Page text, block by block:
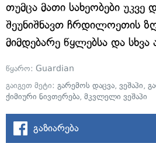
თუმცა მათი სახეობები უკვე
შეუნიშნავთ ჩრდილოეთის
მიმდებარე წყლებსა და სხვა
წყარო: Guardian
გაიგეთ მეტი: გარემოს დაცვა, ვეშაპი,
ქიმიური ნივთერება, მკვლელი ვეშაპი
გაზიარება